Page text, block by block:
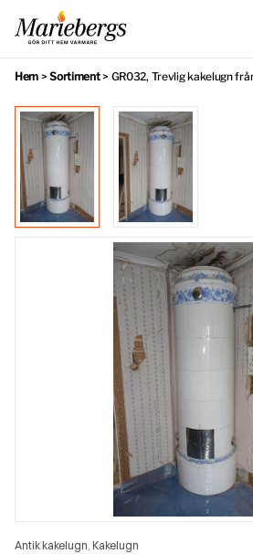
innehåll
Hem >Sortiment> GR032, Trevlig kakelugn
Antik kakelugn, Kakelugn